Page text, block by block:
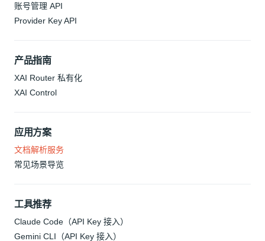
账号管理 API
Provider Key API
产品指南
XAI Router 私有化
XAI Control
应用方案
文档解析服务
常见场景导览
工具推荐
Claude Code（API Key 接入）
Gemini CLI（API Key 接入）